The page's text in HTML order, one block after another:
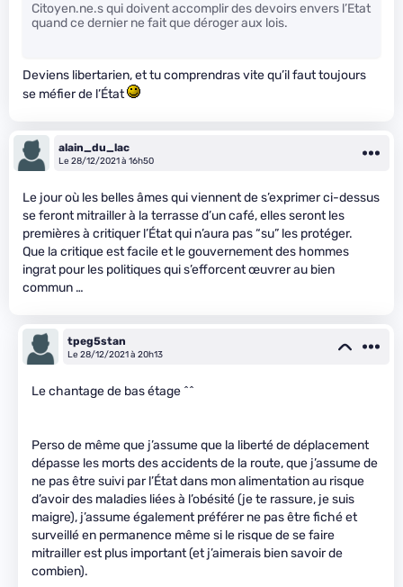
Citoyen.ne.s qui doivent accomplir des devoirs envers l’Etat
quand ce dernier ne fait que déroger aux lois.
Deviens libertarien, et tu comprendras vite qu’il faut toujours
se méfier de l’État
alain_du_lac
Le 28/12/2021 à 16h50
Le jour où les belles âmes qui viennent de s’exprimer ci-dessus
se feront mitrailler à la terrasse d’un café, elles seront les
premières à critiquer l’État qui n’aura pas “su” les protéger.
Que la critique est facile et le gouvernement des hommes
ingrat pour les politiques qui s’efforcent œuvrer au bien
commun …
tpeg5stan
Le 28/12/2021 à 20h13
Le chantage de bas étage ^^
Perso de même que j’assume que la liberté de déplacement
dépasse les morts des accidents de la route, que j’assume de
ne pas être suivi par l’État dans mon alimentation au risque
d’avoir des maladies liées à l’obésité (je te rassure, je suis
maigre), j’assume également préférer ne pas être fiché et
surveillé en permanence même si le risque de se faire
mitrailler est plus important (et j’aimerais bien savoir de
combien).